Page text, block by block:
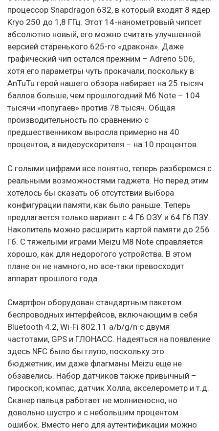
процессор Snapdragon 632, в который входят 8 ядер
Kryo 250 до 1,8 ГГц. Этот 14-нанометровый чипсет
абсолютно новый, его можно считать улучшенной
версией старенького 625-го «дракона». Даже
графический чип остался прежним – Adreno 506,
хотя его параметры чуть прокачали, поскольку в
AnTuTu герой нашего обзора набирает на 25 тысяч
баллов больше, чем прошлогодний M6 Note – 104
тысячи «попугаев» против 78 тысяч. Общая
производительность по сравнению с
предшественником выросла примерно на 40
процентов, а видеоускорителя – на 10 процентов.
С голыми цифрами все понятно, теперь разберемся с
реальными возможностями гаджета. Но перед этим
хотелось бы сказать об отсутствии выбора
конфигурации памяти, как было раньше. Теперь
предлагается только вариант с 4 Гб ОЗУ и 64 Гб ПЗУ.
Накопитель можно расширить картой памяти до 256
Гб. С тяжелыми играми Meizu M8 Note справляется
хорошо, как для недорогого устройства. В этом
плане он не намного, но все-таки превосходит
аппарат прошлого года.
Смартфон оборудован стандартным пакетом
беспроводных интерфейсов, включающим в себя
Bluetooth 4.2, Wi-Fi 802.11 a/b/g/n с двумя
частотами, GPS и ГЛОНАСС. Надеяться на появление
здесь NFC было бы глупо, поскольку это
бюджетник, им даже флагманы Meizu еще не
обзавелись. Набор датчиков также привычный –
гироскоп, компас, датчик Холла, акселерометр и т.д.
Сканер пальца работает не молниеносно, но
довольно шустро и с небольшим процентом
ошибок. Вместо него для аутентификации можно